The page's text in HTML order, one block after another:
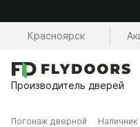
Красноярск
Производитель дверей
Погонаж дверной Наличник